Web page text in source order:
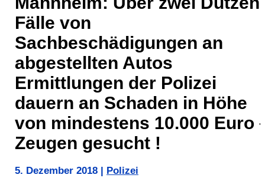
Fälle von
Sachbeschädigungen an
abgestellten Autos
Ermittlungen der Polizei
dauern an Schaden in Höhe
von mindestens 10.000 Euro
Zeugen gesucht !
5. Dezember 2018 Polizei